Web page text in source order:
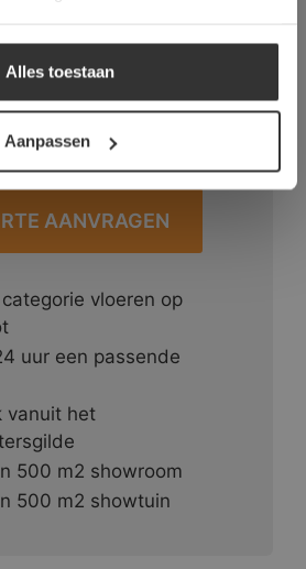
Alles toestaan
Aanpassen
aanvragen bij van den
mee, maken een prijs op
het legwerk ook direct op
te vragen.
AANVRAGEN
vloeren op
uur een passende
vanuit het
500 m2 showroom
500 m2 showtuin
ALLES AFWIJZEN
WEERGEVEN